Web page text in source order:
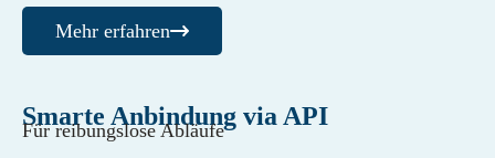
Mehr erfahren
Smarte Anbindung via API
Für reibungslose Abläufe